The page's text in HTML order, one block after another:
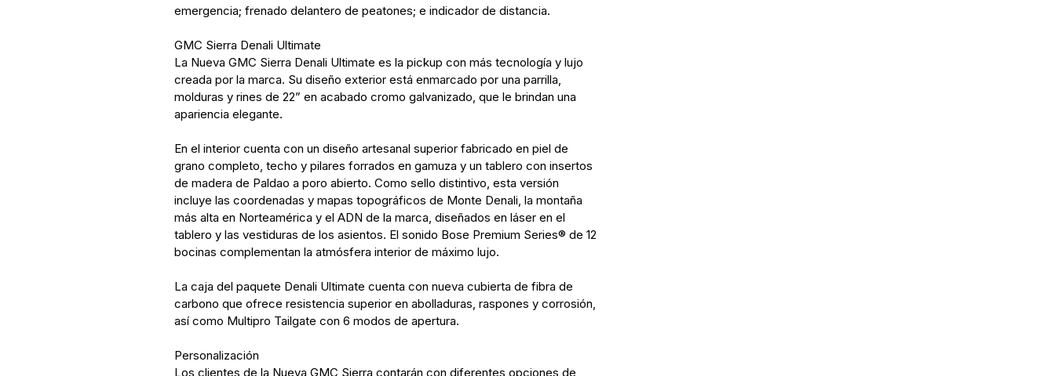
emergencia; frenado delantero de peatones; e indicador de distancia.
GMC Sierra Denali Ultimate
La Nueva GMC Sierra Denali Ultimate es la pickup con más tecnología y lujo
creada por la marca. Su diseño exterior está enmarcado por una parrilla,
molduras y rines de 22” en acabado cromo galvanizado, que le brindan una
apariencia elegante.
En el interior cuenta con un diseño artesanal superior fabricado en piel de
grano completo, techo y pilares forrados en gamuza y un tablero con insertos
de madera de Paldao a poro abierto. Como sello distintivo, esta versión
incluye las coordenadas y mapas topográficos de Monte Denali, la montaña
más alta en Norteamérica y el ADN de la marca, diseñados en láser en el
tablero y las vestiduras de los asientos. El sonido Bose Premium Series® de 12
bocinas complementan la atmósfera interior de máximo lujo.
La caja del paquete Denali Ultimate cuenta con nueva cubierta de fibra de
carbono que ofrece resistencia superior en abolladuras, raspones y corrosión,
así como Multipro Tailgate con 6 modos de apertura.
Personalización
Los clientes de la Nueva GMC Sierra contarán con diferentes opciones de